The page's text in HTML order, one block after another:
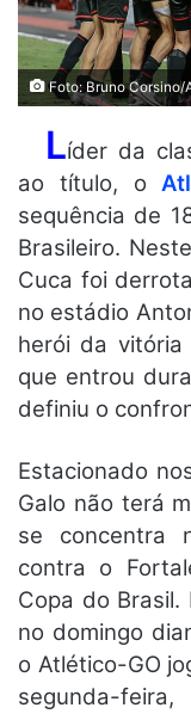
Foto: Bruno Corsino/
Líder da
ao título, o
sequência de
Brasileiro.
Cuca foi
no estádio
herói da vitória
que entrou
definiu o
Estacionado
Galo não terá
se concentra
contra o
Copa do Brasil.
no domingo
o Atlético-GO
segunda-